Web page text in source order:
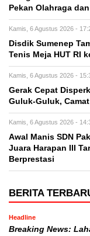
Pekan Olahraga
Kamis, 6 Agustus 2026 -
Disdik Sumenep
Tenis Meja HUT RI
Kamis, 6 Agustus 2026 -
Gerak Cepat
Guluk-Guluk,
Kamis, 6 Agustus 2026 -
Awal Manis SDN
Juara Harapan III
Berprestasi
BERITA
Headline
Breaking News: